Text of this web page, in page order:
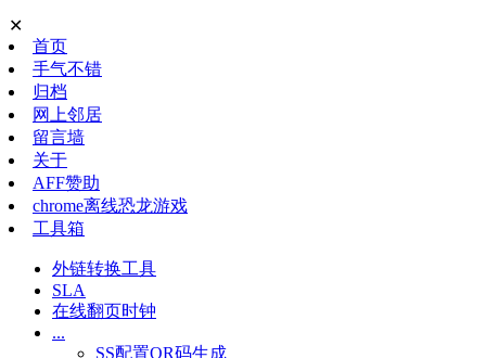
✕
首页
手气不错
归档
网上邻居
留言墙
关于
AFF赞助
chrome离线恐龙游戏
工具箱
外链转换工具
SLA
在线翻页时钟
...
SS配置QR码生成